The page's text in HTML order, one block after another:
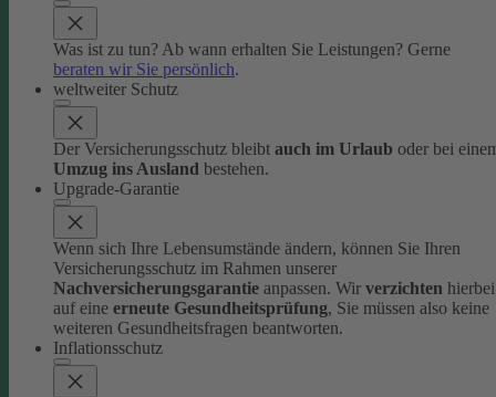
Was ist zu tun? Ab wann erhalten Sie Leistungen? Gerne
beraten wir Sie persönlich.
weltweiter Schutz
Der Versicherungsschutz bleibt auch im Urlaub oder bei
Umzug ins Ausland bestehen.
Upgrade-Garantie
Wenn sich Ihre Lebensumstände ändern, können Sie Ihren
Versicherungsschutz im Rahmen unserer
Nachversicherungsgarantie anpassen. Wir verzichten hierbei
auf eine erneute Gesundheitsprüfung, Sie müssen also keine
weiteren Gesundheitsfragen beantworten.
Inflationsschutz